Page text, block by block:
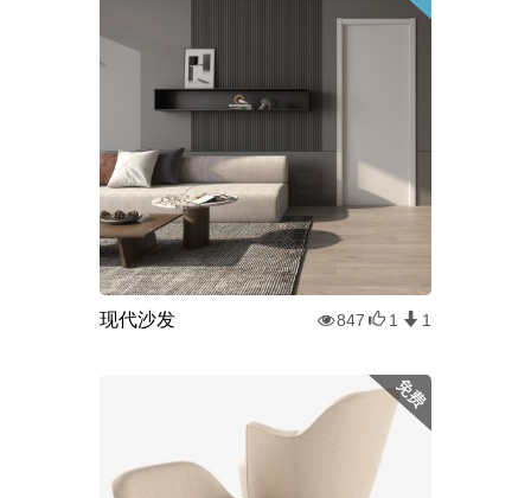
现代沙发 847 1 1